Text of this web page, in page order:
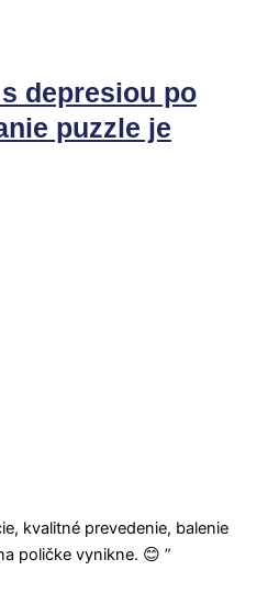
depresiou po
puzzle je
kvalitné prevedenie, balenie
poličke vynikne. 😊 ”